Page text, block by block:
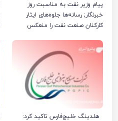
پیام وزیر نفت به مناسبت روز
خبرنگار; رسانه‌ها جلوه‌های ایثار
کارکنان صنعت نفت را منعکس
هلدینگ خلیج‌فارس تاکید کرد: